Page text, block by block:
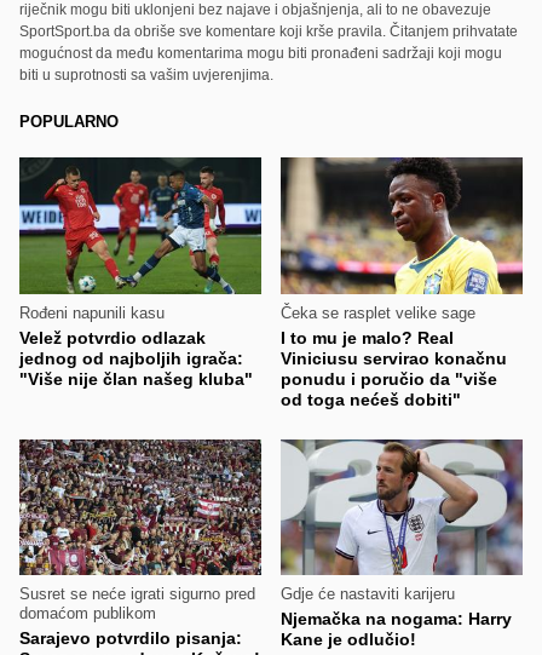
riječnik mogu biti uklonjeni bez najave i objašnjenja, ali to ne obavezuje
SportSport.ba da obriše sve komentare koji krše pravila. Čitanjem prihvatate
mogućnost da među komentarima mogu biti pronađeni sadržaji koji mogu
biti u suprotnosti sa vašim uvjerenjima.
POPULARNO
Rođeni napunili kasu
Velež potvrdio odlazak
jednog od najboljih igrača:
"Više nije član našeg kluba"
Čeka se rasplet velike sage
I to mu je malo? Real
Viniciusu servirao konačnu
ponudu i poručio da "više
od toga nećeš dobiti"
Susret se neće igrati sigurno pred
domaćom publikom
Sarajevo potvrdilo pisanja:
Gdje će nastaviti karijeru
Njemačka na nogama: Harry
Kane je odlučio!